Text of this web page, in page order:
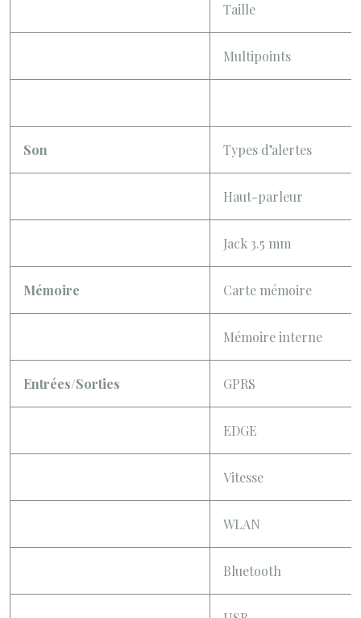
Taille
Multipoints
Son Types d’alertes
Haut-parleur
Jack 3.5 mm
Mémoire Carte mémoire
Mémoire interne
Entrées/Sorties GPRS
EDGE
Vitesse
WLAN
Bluetooth